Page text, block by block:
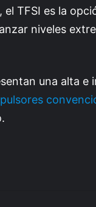
TFSI es la
niveles
una alta e